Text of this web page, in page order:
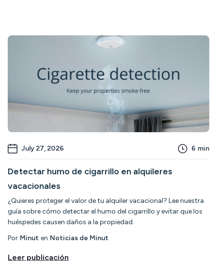
July 27, 2026 6 min
Detectar humo de cigarrillo en alquileres
vacacionales
¿Quieres proteger el valor de tu alquiler vacacional? Lee nuestra
guía sobre cómo detectar el humo del cigarrillo y evitar que los
huéspedes causen daños a la propiedad.
Por Minut en Noticias de Minut
Leer publicación